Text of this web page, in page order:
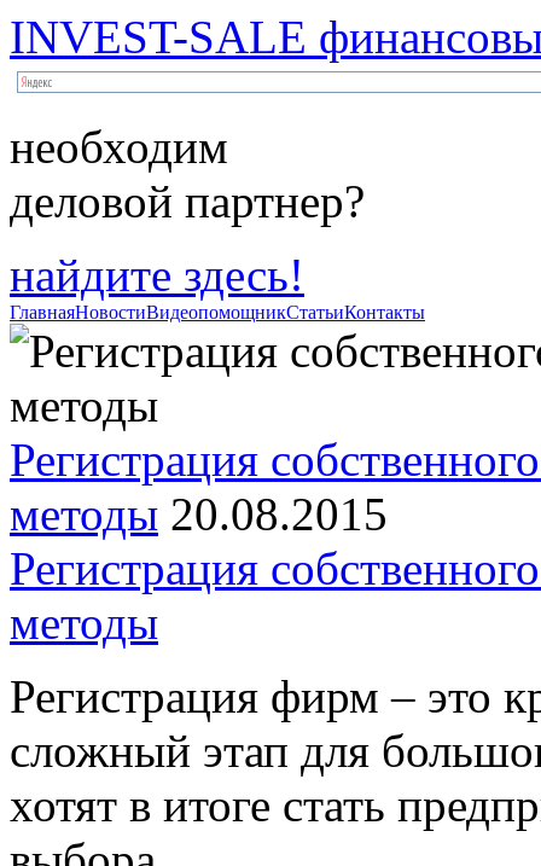
INVEST-SALE
необходим
деловой партнер?
найдите здесь!
ГлавнаяНовостиВидеопомощникСтатьиКонтакты
Регистрация
методы 20.08.2015
Регистрация
методы
Регистрация фирм – это
сложный этап для
хотят в итоге стать